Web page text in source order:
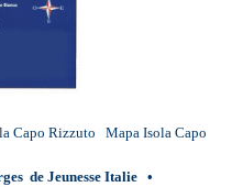
Capo Rizzuto
Mapa Isola Capo
de Jeunesse Italie •